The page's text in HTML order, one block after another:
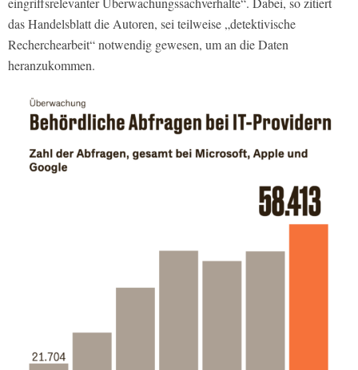
das Handelsblatt die Autoren, sei teilweise „detektivische
Recherchearbeit“ notwendig gewesen, um an die Daten
heranzukommen.